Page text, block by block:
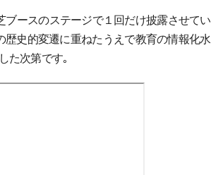
ースのステージで１回だけ披露させてい
史的変遷に重ねたうえで教育の情報化水
た次第です｡